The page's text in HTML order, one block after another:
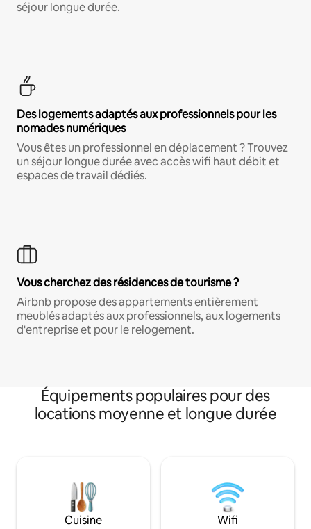
séjour longue durée.
Des logements adaptés aux professionnels pour les
nomades numériques
Vous êtes un professionnel en déplacement ? Trouvez
un séjour longue durée avec accès wifi haut débit et
espaces de travail dédiés.
Vous cherchez des résidences de tourisme ?
Airbnb propose des appartements entièrement
meublés adaptés aux professionnels, aux logements
d'entreprise et pour le relogement.
Équipements populaires pour des
locations moyenne et longue durée
Cuisine Wifi